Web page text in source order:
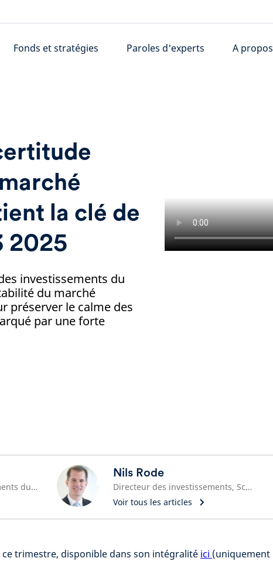
Fonds et stratégies Paroles d'experts A propos
la clé de
2025
investissements du
du marché
préserver le calme des
par une forte
Directrice des Investissements du Groupe
Nils Rode
Directeur des investissements, Schroders Capital
Voir tous les articles
ce trimestre, disponible dans son intégralité ici (uniquement